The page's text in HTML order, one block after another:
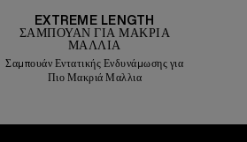
EXTREME LENGTH
ΣΑΜΠΟΥΆΝ ΓΙΑ ΜΑΚΡΙΆ
ΜΑΛΛΙΆ
Σαμπουάν Εντατικής Ενδυνάμωσης για
Πιο Μακριά Μαλλια